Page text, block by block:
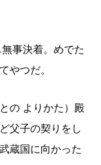
事決着。めでた
やつだ。
の よりかた）殿
父子の契りをし
蔵国に向かった